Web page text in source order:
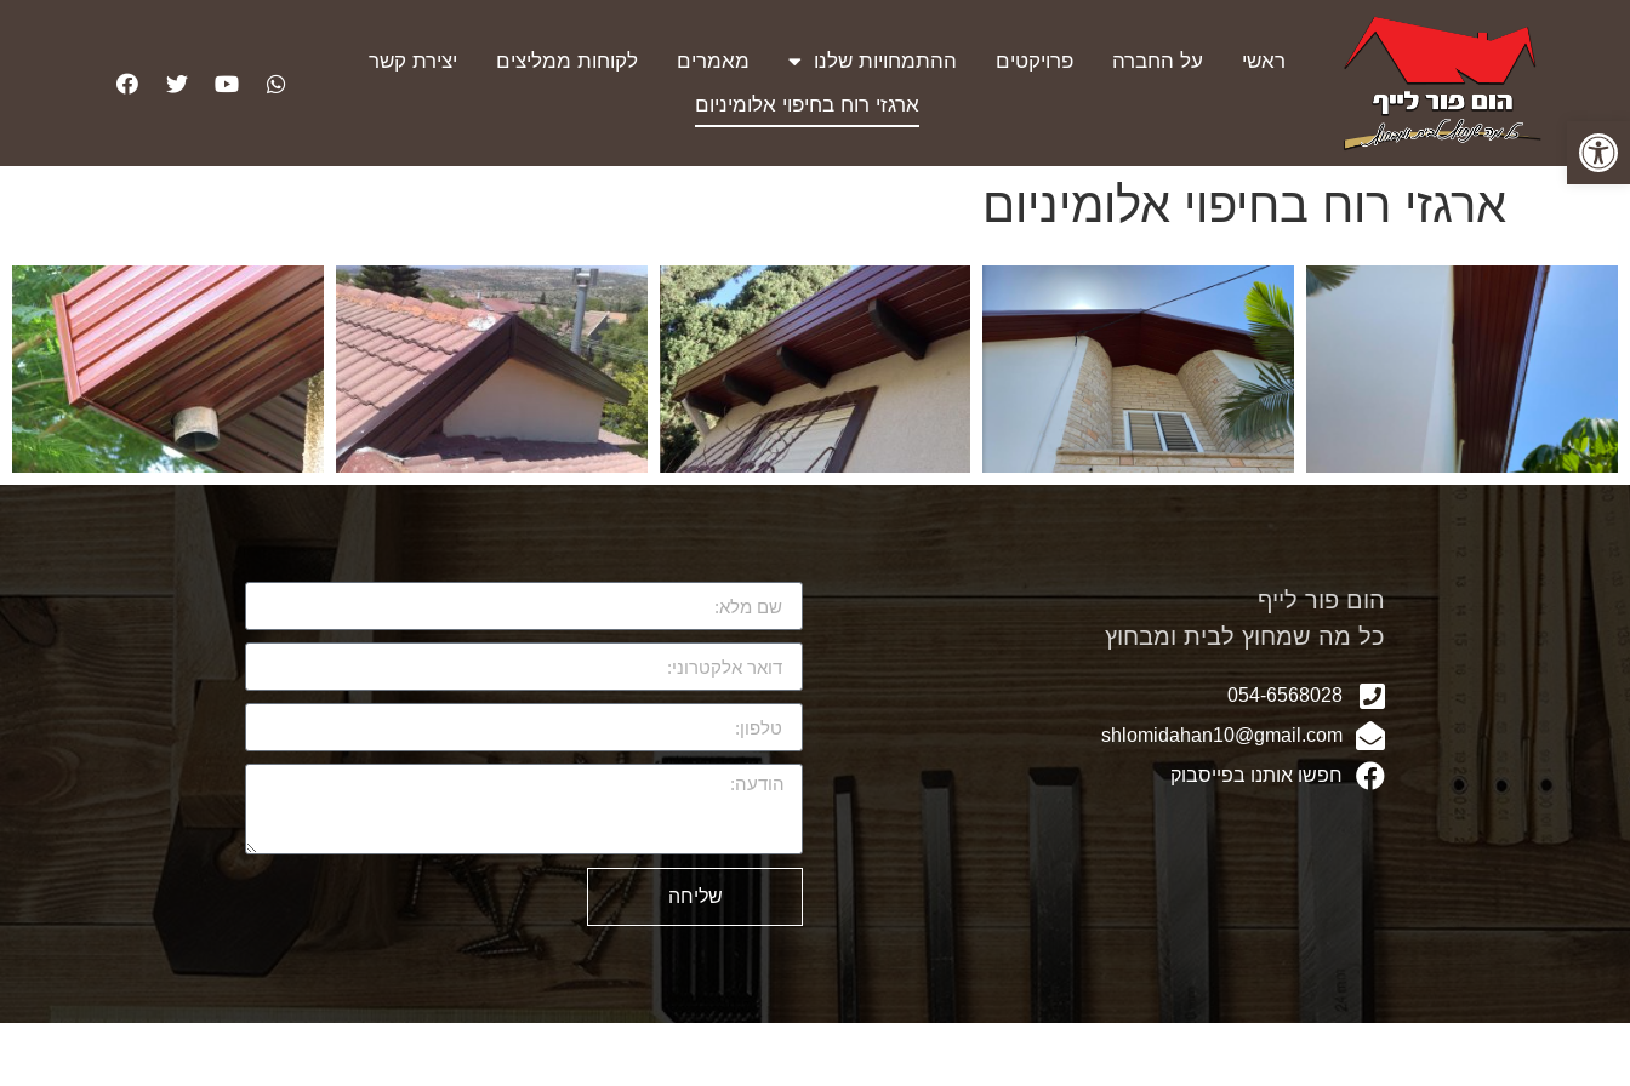
פתח סרגל נגישות
ראשי על החברה פרויקטים ההתמחויות שלנו מאמרים לקוחות ממליצים
יצירת קשר
ארגזי רוח בחיפוי אלומיניום
ארגזי רוח בחיפוי אלומיניום
הום פור לייף
כל מה שמחוץ לבית ומבחוץ
054-6568028
shlomidahan10@gmail.com
חפשו אותנו בפייסבוק
שליחה